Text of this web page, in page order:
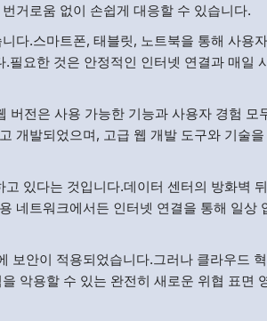
거로움 없이 손쉽게 대응할 수 있습니다.
다.스마트폰, 태블릿, 노트북을 통해 사용
요한 것은 안정적인 인터넷 연결과 매일
버전은 사용 가능한 기능과 사용자 경험 모
개발되었으며, 고급 웹 개발 도구와 기술
있다는 것입니다.데이터 센터의 방화벽
네트워크에서든 인터넷 연결을 통해 일상
보안이 적용되었습니다.그러나 클라우드
악용할 수 있는 완전히 새로운 위협 표면